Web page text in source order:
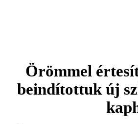
Örömmel
beindítottuk új